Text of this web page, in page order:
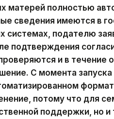
матерей полностью
сведения имеются в
системах, подателю
подтверждения
и в течение
С момента запуска
потому что для
поддержки, но и